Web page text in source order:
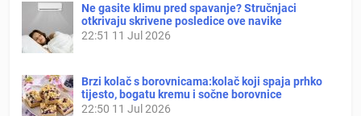
Ne gasite klimu pred spavanje? Stručnjaci
otkrivaju skrivene posledice ove navike
22:51 11 Jul 2026
Brzi kolač s borovnicama:kolač koji spaja prhko
tijesto, bogatu kremu i sočne borovnice
22:50 11 Jul 2026